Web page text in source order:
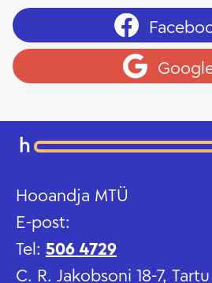
Hooandja MTÜ
E-post:
Tel: 506 4729
C. R. Jakobsoni 18-7,